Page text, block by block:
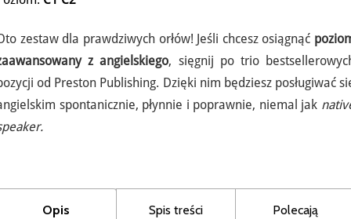
zestaw dla prawdziwych orłów! Jeśli chcesz osiągnąć
z angielskiego, sięgnij po trio
od Preston Publishing. Dzięki nim będziesz posługiwać
spontanicznie, płynnie i poprawnie, niemal jak
Opis Spis treści Polecają